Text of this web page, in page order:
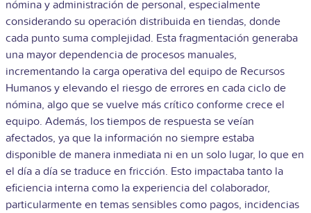
nómina y administración de personal, especialmente
considerando su operación distribuida en tiendas, donde
cada punto suma complejidad. Esta fragmentación generaba
una mayor dependencia de procesos manuales,
incrementando la carga operativa del equipo de Recursos
Humanos y elevando el riesgo de errores en cada ciclo de
nómina, algo que se vuelve más crítico conforme crece el
equipo. Además, los tiempos de respuesta se veían
afectados, ya que la información no siempre estaba
disponible de manera inmediata ni en un solo lugar, lo que en
el día a día se traduce en fricción. Esto impactaba tanto la
eficiencia interna como la experiencia del colaborador,
particularmente en temas sensibles como pagos, incidencias